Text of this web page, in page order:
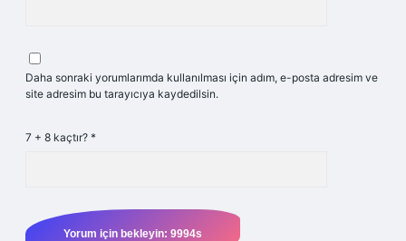
Daha sonraki yorumlarımda kullanılması için adım, e-posta adresim ve
site adresim bu tarayıcıya kaydedilsin.
7 + 8 kaçtır? *